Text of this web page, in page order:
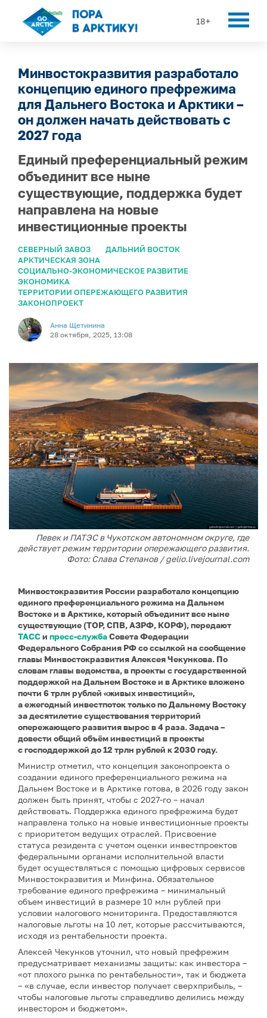
18+
Минвостокразвития разработало
концепцию единого префрежима
для Дальнего Востока и Арктики –
он должен начать действовать с
2027 года
Единый преференциальный режим
объединит все ныне
существующие, поддержка будет
направлена на новые
инвестиционные проекты
СЕВЕРНЫЙ ЗАВОЗ
ДАЛЬНИЙ ВОСТОК
АРКТИЧЕСКАЯ ЗОНА
СОЦИАЛЬНО-ЭКОНОМИЧЕСКОЕ РАЗВИТИЕ
ЭКОНОМИКА
ТЕРРИТОРИИ ОПЕРЕЖАЮЩЕГО РАЗВИТИЯ
ЗАКОНОПРОЕКТ
Анна Щетинина
28 октября, 2025, 13:08
Певек и ПАТЭС в Чукотском автономном округе, где
действует режим территории опережающего развития.
Фото: Слава Степанов / gelio.livejournal.com
Минвостокразвития России разработало концепцию
единого преференциального режима на Дальнем
Востоке и в Арктике, который объединит все ныне
существующие (ТОР, СПВ, АЗРФ, КОРФ), передают
ТАССи пресс-службаСовета Федерации
Федерального Собрания РФсо ссылкой на сообщение
главы Минвостокразвития Алексея Чекункова. По
словам главы ведомства, в проекты с государственной
поддержкой на Дальнем Востоке и в Арктике вложено
почти 6 трлн рублей «живых инвестиций»,
а ежегодный инвестпоток только по Дальнему Востоку
за десятилетие существования территорий
опережающего развития вырос в 4 раза. Задача –
довести общий объём инвестиций в проекты
с господдержкой до 12 трлн рублей к 2030 году.
Министр отметил, что концепция законопроекта о
создании единого преференциального режима на
Дальнем Востоке и в Арктике готова, в 2026 году закон
должен быть принят, чтобы с 2027-го – начал
действовать. Поддержка единого префрежима будет
направлена только на новые инвестиционные проекты
с приоритетом ведущих отраслей. Присвоение
статуса резидента с учетом оценки инвестпроектов
федеральными органами исполнительной власти
будет осуществляться с помощью цифровых сервисов
Минвостокразвития и Минфина. Обязательное
требование единого префрежима – минимальный
объем инвестиций в размере 10 млн рублей при
условии налогового мониторинга. Предоставляются
налоговые льготы на 10 лет, которые рассчитываются,
исходя из рентабельности проекта.
Алексей Чекунков уточнил, что новый префрежим
предусматривает механизмы защиты: как инвестора –
«от плохого рынка по рентабельности», так и бюджета
– «в случае, если инвестор получает сверхприбыль, –
чтобы налоговые льготы справедливо делились между
инвестором и бюджетом».